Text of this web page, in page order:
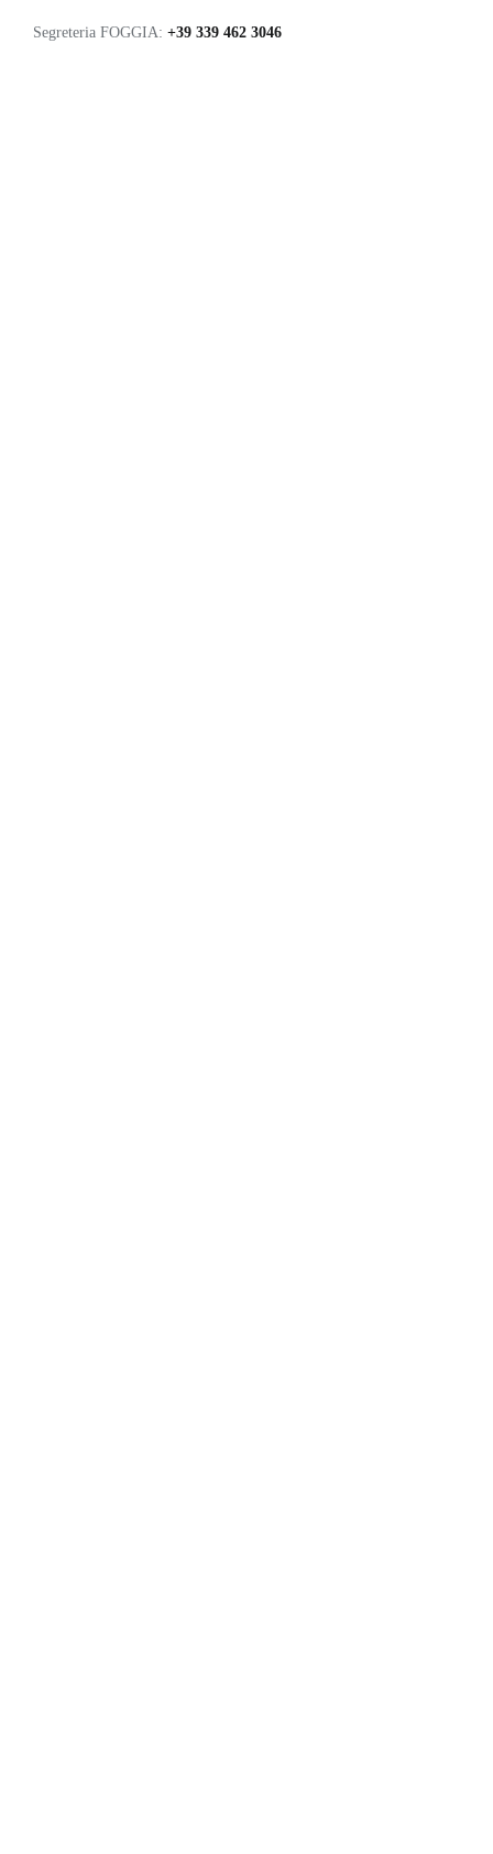
Segreteria FOGGIA: +39 339 462 3046